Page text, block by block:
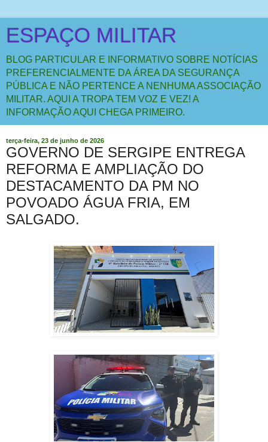
ESPAÇO MILITAR
BLOG PARTICULAR E INFORMATIVO SOBRE NOTÍCIAS
PREFERENCIALMENTE DA ÁREA DA SEGURANÇA
PÚBLICA E NÃO PERTENCE A NENHUMA ASSOCIAÇÃO
MILITAR. AQUI A TROPA TEM VOZ E VEZ! A
INFORMAÇÃO AQUI CHEGA PRIMEIRO.
terça-feira, 23 de junho de 2026
GOVERNO DE SERGIPE ENTREGA
REFORMA E AMPLIAÇÃO DO
DESTACAMENTO DA PM NO
POVOADO ÁGUA FRIA, EM
SALGADO.